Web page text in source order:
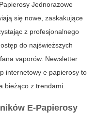
Jednorazowe
się nowe, zaskakujące
z profesjonalnego
do najświeższych
vaporów. Newsletter
internetowy e papierosy to
bieżąco z trendami.
E-Papierosy